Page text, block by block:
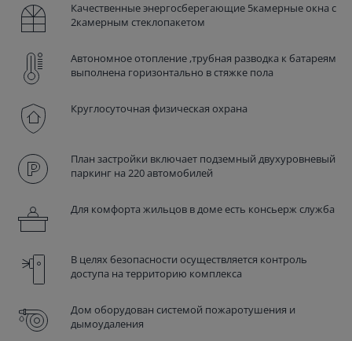
Качественные энергосберегающие 5камерные окна с
2камерным стеклопакетом
Автономное отопление ,трубная разводка к батареям
выполнена горизонтально в стяжке пола
Круглосуточная физическая охрана
План застройки включает подземный двухуровневый
паркинг на 220 автомобилей
Для комфорта жильцов в доме есть консьерж служба
В целях безопасности осуществляется контроль
доступа на территорию комплекса
Дом оборудован системой пожаротушения и
дымоудаления